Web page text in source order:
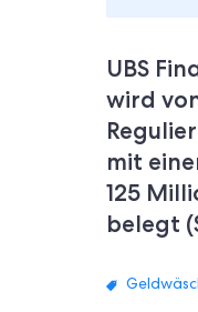
UBS
wird
mit
125
belegt